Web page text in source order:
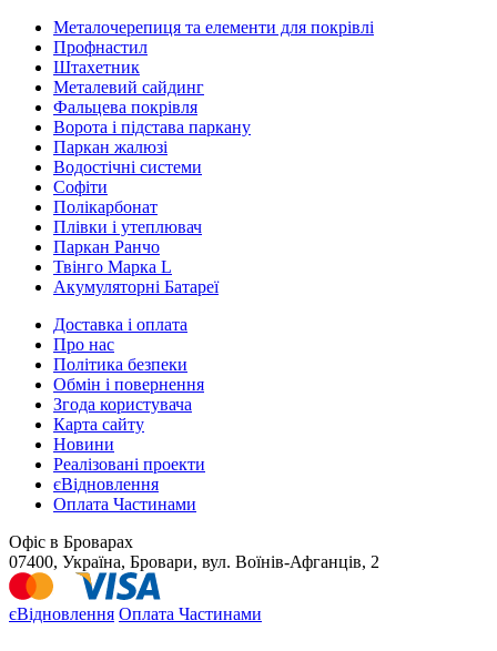
Металочерепиця та елементи для покрівлі
Профнастил
Штахетник
Металевий сайдинг
Фальцева покрівля
Ворота і підстава паркану
Паркан жалюзі
Водостічні системи
Софіти
Полікарбонат
Плівки і утеплювач
Паркан Ранчо
Твінго Марка L
Акумуляторні Батареї
Доставка і оплата
Про нас
Політика безпеки
Обмін і повернення
Згода користувача
Карта сайту
Новини
Реалізовані проекти
єВідновлення
Оплата Частинами
Офіс в Броварах
07400, Україна, Бровари, вул. Воїнів-Афганців, 2
єВідновлення Оплата Частинами